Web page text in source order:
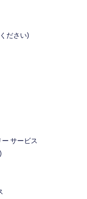
ださい)
サービス